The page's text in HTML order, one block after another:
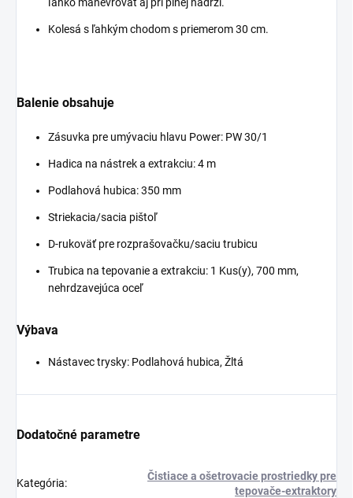
Kolesá s ľahkým chodom s priemerom 30 cm.
Balenie obsahuje
Zásuvka pre umývaciu hlavu Power: PW 30/1
Hadica na nástrek a extrakciu: 4 m
Podlahová hubica: 350 mm
Striekacia/sacia pištoľ
D-rukoväť pre rozprašovačku/saciu trubicu
Trubica na tepovanie a extrakciu: 1 Kus(y), 700 mm,
nehrdzavejúca oceľ
Výbava
Nástavec trysky: Podlahová hubica, Žltá
Dodatočné parametre
Kategória:
Čistiace a ošetrovacie prostriedky pre
tepovače-extraktory